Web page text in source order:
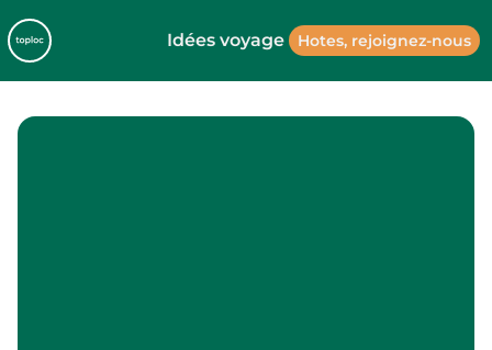
Idées voyage Hotes, rejoignez-nous